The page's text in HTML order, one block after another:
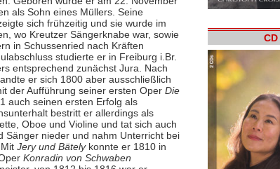
als Sohn eines Müllers. Seine
sich frühzeitig und sie wurde im
wo Kreutzer Sängerknabe war, sowie
in Schussenried nach Kräften
studierte er in Freiburg i.Br.
entsprechend zunächst Jura. Nach
er sich 1800 aber ausschließlich
der Aufführung seiner ersten Oper Die
auch seinen ersten Erfolg als
bestritt er allerdings als
Oboe und Violine und tat sich auch
Sänger nieder und nahm Unterricht bei
Jery und Bätelykonnte er 1810 in
Konradin von Schwaben
CD